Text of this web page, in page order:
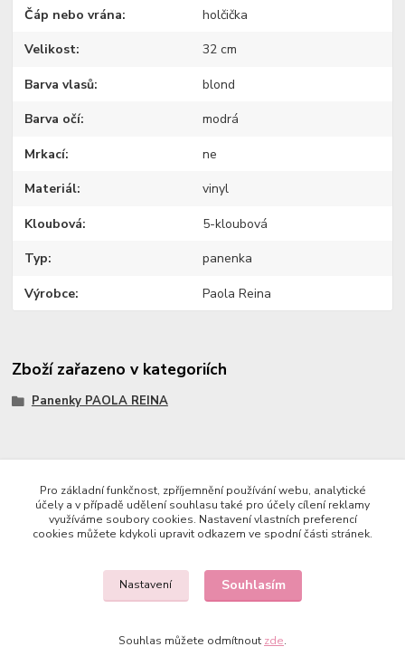
Čáp nebo vrána holčička
Velikost 32 cm
Barva vlasů blond
Barva očí modrá
Mrkací ne
Materiál vinyl
Kloubová 5-kloubová
Typ panenka
Výrobce Paola Reina
Zboží zařazeno v kategoriích
Panenky PAOLA REINA
Copyright © 2023 Země panenek
Pro základní funkčnost, zpříjemnění používání webu, analytické
účely a v případě udělení souhlasu také pro účely cílení reklamy
využíváme soubory cookies. Nastavení vlastních preferencí
cookies můžete kdykoli upravit odkazem ve spodní části stránek.
Nastavení Souhlasím
Souhlas můžete odmítnout zde.